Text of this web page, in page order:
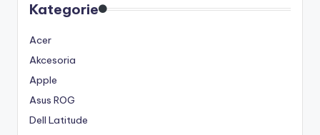
Kategorie
Acer
Akcesoria
Apple
Asus ROG
Dell Latitude